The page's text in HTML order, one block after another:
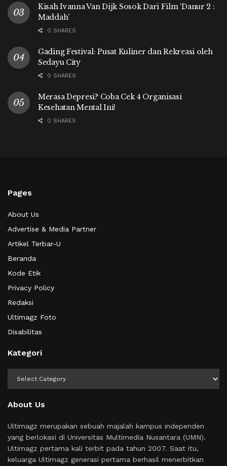
Kisah Ivanna Van Dijk Sosok Dari Film ‘Danur 2 :
Maddah’
0 SHARES
Gading Festival: Pusat Kuliner dan Rekreasi oleh
Sedayu City
0 SHARES
Merasa Depresi? Coba Cek 4 Organisasi
Kesehatan Mental Ini!
0 SHARES
Pages
About Us
Advertise & Media Partner
Artikel Terbar-U
Beranda
Kode Etik
Privacy Policy
Redaksi
Ultimagz Foto
Disabilitas
Kategori
About Us
Ultimagz merupakan sebuah majalah kampus independen
yang berlokasi di Universitas Multimedia Nusantara (UMN).
Ultimagz pertama kali terbit pada tahun 2007. Saat itu,
keluarga Ultimagz generasi pertama berhasil menerbitkan